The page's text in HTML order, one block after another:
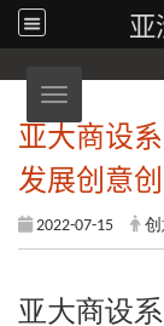
亚
Toggle
亚大商设
发展创意
2022-07-15
亚大商设